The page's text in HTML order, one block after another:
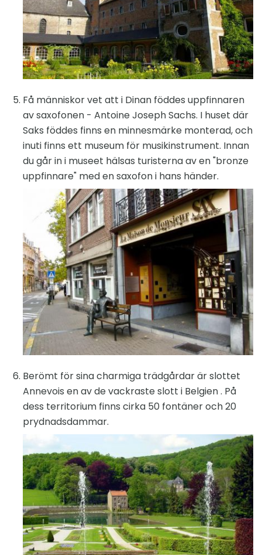
Få människor vet att i Dinan föddes uppfinnaren
av saxofonen - Antoine Joseph Sachs. I huset där
Saks föddes finns en minnesmärke monterad, och
inuti finns ett museum för musikinstrument. Innan
du går in i museet hälsas turisterna av en "bronze
uppfinnare" med en saxofon i hans händer.
Berömt för sina charmiga trädgårdar är slottet
Annevois en av de vackraste slott i Belgien . På
dess territorium finns cirka 50 fontäner och 20
prydnadsdammar.